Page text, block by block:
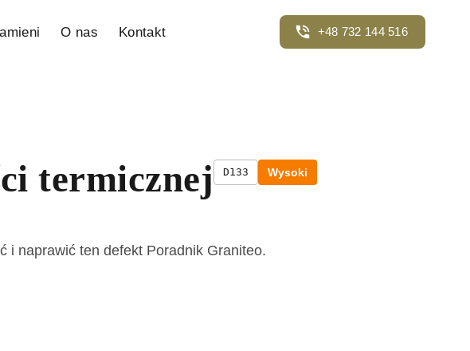
O nas Kontakt +48 732 144 516
termicznej D133 Wysoki
i naprawić ten defekt Poradnik Graniteo.